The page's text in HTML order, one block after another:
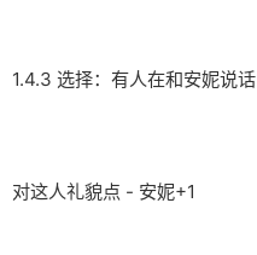
1.4.3 选择：有人在和安妮说话
对这人礼貌点 - 安妮+1